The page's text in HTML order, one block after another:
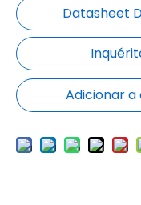
Adicionar a